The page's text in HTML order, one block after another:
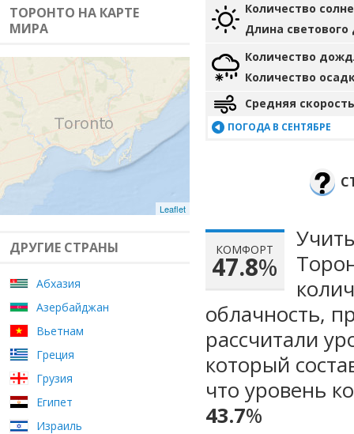
ТОРОНТО НА КАРТЕ
МИРА
Leaflet
ДРУГИЕ СТРАНЫ
Абхазия
Азербайджан
Вьетнам
Греция
Грузия
Египет
Израиль
Количество
Длина светового
Количество
Количество
Средняя
ПОГОДА В СЕНТЯБРЕ
КОМФОРТ
47.8%
облачность,
рассчитали
который
что уровень
43.7%